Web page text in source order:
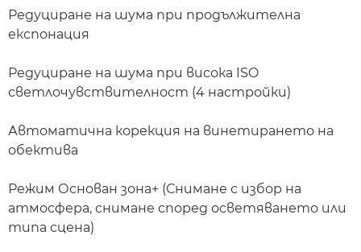
Редуциране на шума при продължителна
експонация
Редуциране на шума при висока ISO
светлочувствителност (4 настройки)
Автоматична корекция на винетирането на
обектива
Режим Основан зона+ (Снимане с избор на
атмосфера, снимане според осветяването или
типа сцена)